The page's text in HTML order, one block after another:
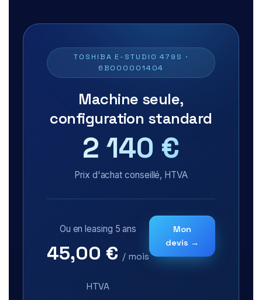
TOSHIBA E-STUDIO 479S ·
6B000001404
Machine seule,
configuration standard
2 140 €
Prix d'achat conseillé, HTVA
Ou en leasing 5 ans
45,00 €/ mois
HTVA
Mon
devis →